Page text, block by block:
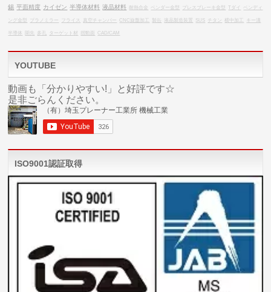
錫 平面精度 カイゼン 半導体材料 液晶材料 耐熱合金 ベンダー金型 プレスブレーキ金型 Tダイ ベンディ
ング金型 プラノミラー フライス 真空チャンバー CNC旋盤加工 製缶 液晶製造装置 SUS チタン 横中加工 キー溝
半導体 開先 多孔 ターゲット材 摺動面 CAD/CAM
YOUTUBE
動画も「分かりやすい!」と好評です☆
是非ごらんください。
ISO9001認証取得